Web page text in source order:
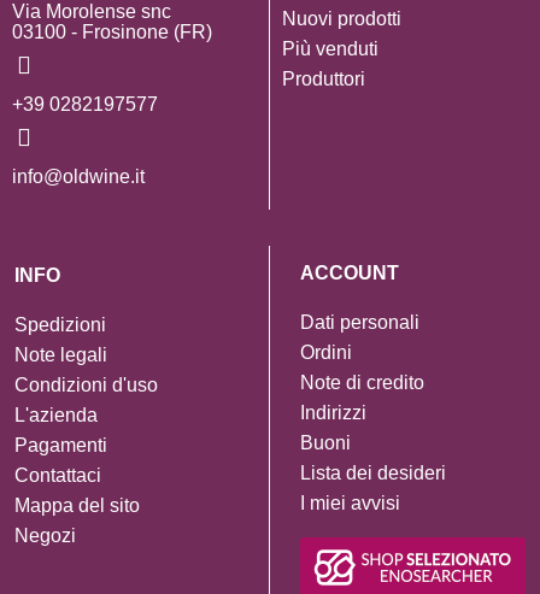
Via Morolense snc
03100 - Frosinone (FR)
+39 0282197577
info@oldwine.it
Nuovi prodotti
Più venduti
Produttori
INFO
Spedizioni
Note legali
Condizioni d'uso
L'azienda
Pagamenti
Contattaci
Mappa del sito
Negozi
ACCOUNT
Dati personali
Ordini
Note di credito
Indirizzi
Buoni
Lista dei desideri
I miei avvisi